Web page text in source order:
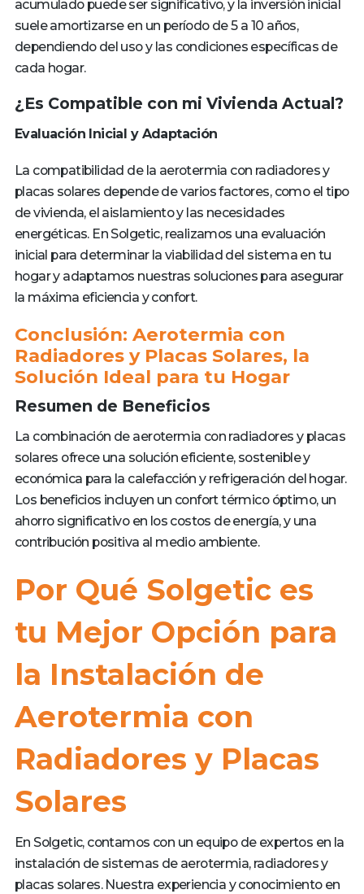
acumulado puede ser significativo, y la inversión inicial
suele amortizarse en un período de 5 a 10 años,
dependiendo del uso y las condiciones específicas de
cada hogar.
¿Es Compatible con mi Vivienda Actual?
Evaluación Inicial y Adaptación
La compatibilidad de la aerotermia con radiadores y
placas solares depende de varios factores, como el tipo
de vivienda, el aislamiento y las necesidades
energéticas. En Solgetic, realizamos una evaluación
inicial para determinar la viabilidad del sistema en tu
hogar y adaptamos nuestras soluciones para asegurar
la máxima eficiencia y confort.
Conclusión: Aerotermia con
Radiadores y Placas Solares, la
Solución Ideal para tu Hogar
Resumen de Beneficios
La combinación de aerotermia con radiadores y placas
solares ofrece una solución eficiente, sostenible y
económica para la calefacción y refrigeración del hogar.
Los beneficios incluyen un confort térmico óptimo, un
ahorro significativo en los costos de energía, y una
contribución positiva al medio ambiente.
Por Qué Solgetic es
tu Mejor Opción para
la Instalación de
Aerotermia con
Radiadores y Placas
Solares
En Solgetic, contamos con un equipo de expertos en la
instalación de sistemas de aerotermia, radiadores y
placas solares. Nuestra experiencia y conocimiento en